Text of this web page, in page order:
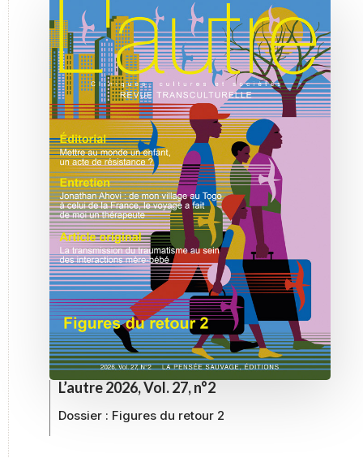
L’autre 2026, Vol. 27, n°2
Dossier : Figures du retour 2